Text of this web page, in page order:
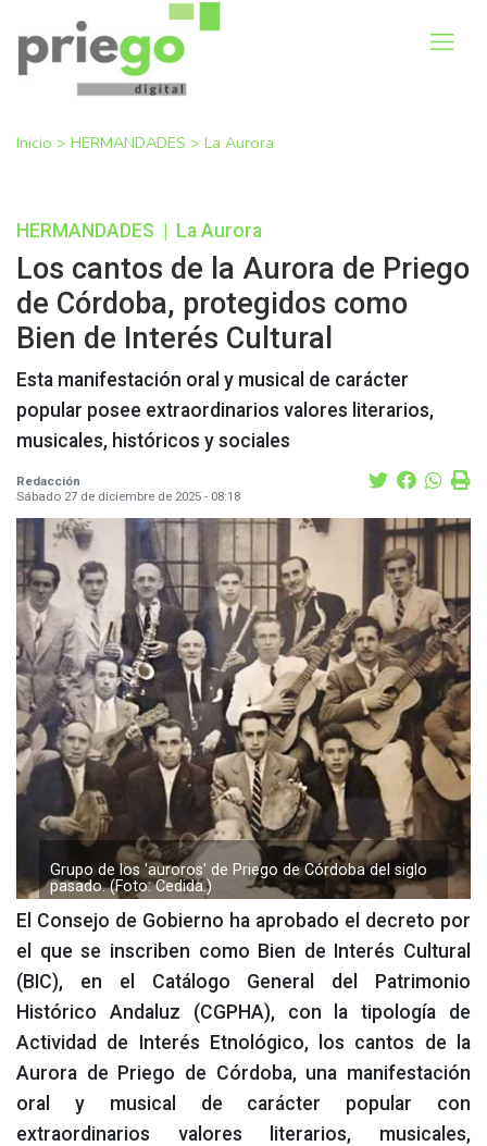
Inicio > HERMANDADES > La Aurora
HERMANDADES La Aurora
Los cantos de la Aurora de Priego
de Córdoba, protegidos como
Bien de Interés Cultural
Esta manifestación oral y musical de carácter
popular posee extraordinarios valores literarios,
musicales, históricos y sociales
Redacción
Sábado 27 de diciembre de 2025 - 08:18
Grupo de los 'auroros' de Priego de Córdoba del siglo
pasado. (Foto: Cedida.)
El Consejo de Gobierno ha aprobado el decreto por
el que se inscriben como Bien de Interés Cultural
(BIC), en el Catálogo General del Patrimonio
Histórico Andaluz (CGPHA), con la tipología de
Actividad de Interés Etnológico, los cantos de la
Aurora de Priego de Córdoba, una manifestación
oral y musical de carácter popular con
extraordinarios valores literarios, musicales,